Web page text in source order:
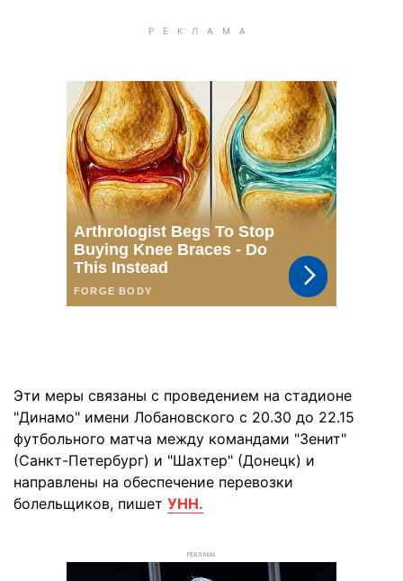
Эти меры связаны с проведением на стадионе
"Динамо" имени Лобановского с 20.30 до 22.15
футбольного матча между командами "Зенит"
(Санкт-Петербург) и "Шахтер" (Донецк) и
направлены на обеспечение перевозки
болельщиков, пишет УНН.
РЕКЛАМА